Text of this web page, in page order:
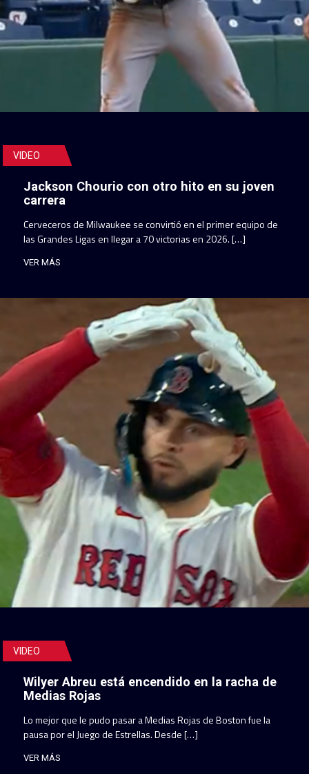
VIDEO
Jackson Chourio con otro hito en su joven
carrera
Cerveceros de Milwaukee se convirtió en el primer equipo de
las Grandes Ligas en llegar a 70 victorias en 2026. […]
VER MÁS
VIDEO
Wilyer Abreu está encendido en la racha de
Medias Rojas
Lo mejor que le pudo pasar a Medias Rojas de Boston fue la
pausa por el Juego de Estrellas. Desde […]
VER MÁS